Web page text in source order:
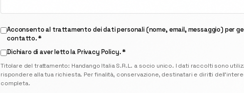
Acconsento al trattamento dei dati personali (nome, email, messaggio) per
contatto. *
Dichiaro di aver letto laPrivacy Policy. *
Titolare del trattamento: Handango Italia S.R.L. a socio unico. I dati raccolti sono
rispondere alla tua richiesta. Per finalità, conservazione, destinatari e diritti
completa.